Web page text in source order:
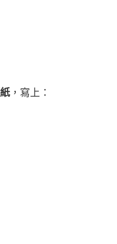
，寫上：